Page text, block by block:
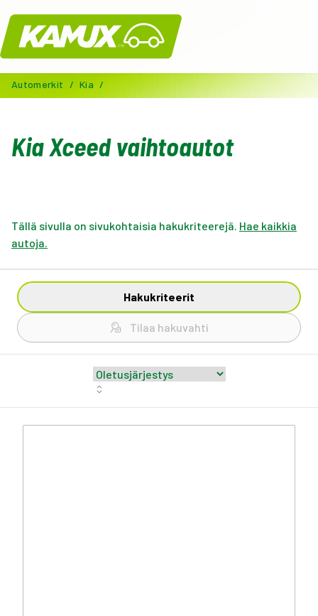
Kamux
Automerkit / Kia /
Kia Xceed vaihtoautot
Tällä sivulla on sivukohtaisia hakukriteerejä. Hae kaikkia
autoja.
Hakukriteerit
Tilaa hakuvahti